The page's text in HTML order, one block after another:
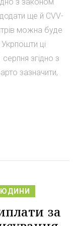
з законом
ще й CVV-
можна буде
ці
згідно з
зазначити,
за